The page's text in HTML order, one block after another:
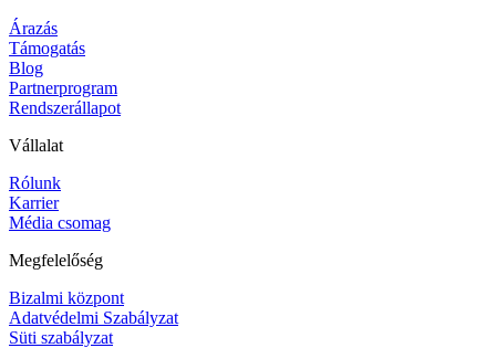
Árazás
Támogatás
Blog
Partnerprogram
Rendszerállapot
Vállalat
Rólunk
Karrier
Média csomag
Megfelelőség
Bizalmi központ
Adatvédelmi Szabályzat
Süti szabályzat